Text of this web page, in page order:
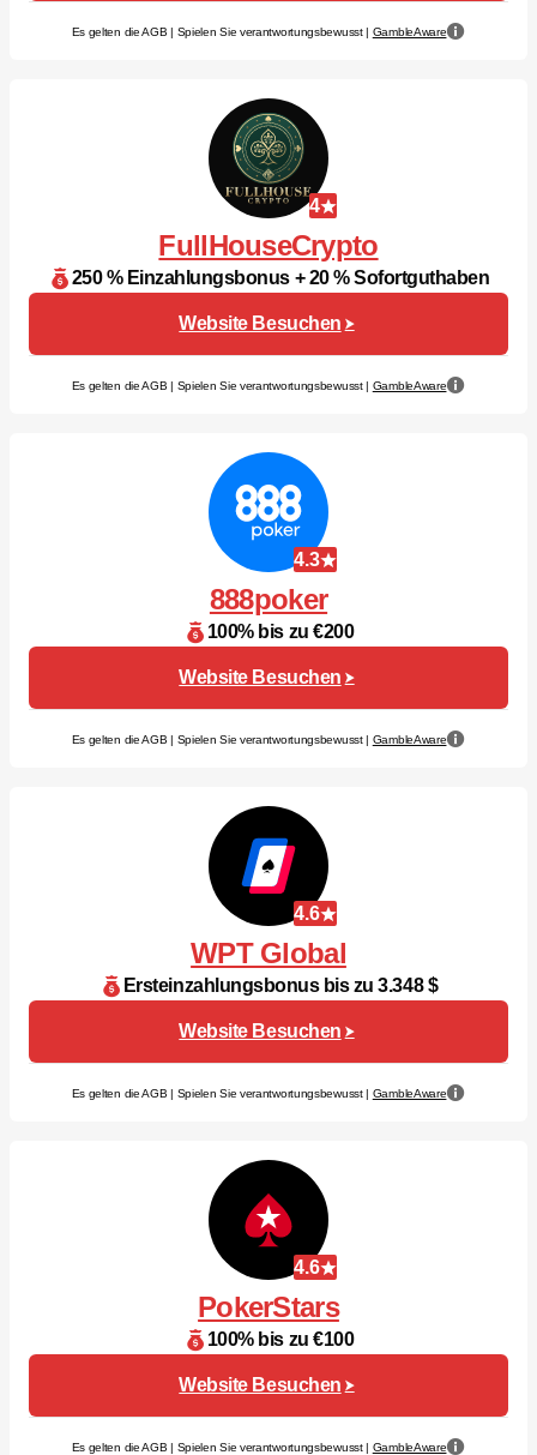
Es gelten die AGB | Spielen Sie verantwortungsbewusst | GambleAware
4
FullHouseCrypto
250 % Einzahlungsbonus + 20 % Sofortguthaben
Website Besuchen
Es gelten die AGB | Spielen Sie verantwortungsbewusst | GambleAware
4.3
888poker
100% bis zu €200
Website Besuchen
Es gelten die AGB | Spielen Sie verantwortungsbewusst | GambleAware
4.6
WPT Global
Ersteinzahlungsbonus bis zu 3.348 $
Website Besuchen
Es gelten die AGB | Spielen Sie verantwortungsbewusst | GambleAware
4.6
PokerStars
100% bis zu €100
Website Besuchen
Es gelten die AGB | Spielen Sie verantwortungsbewusst | GambleAware